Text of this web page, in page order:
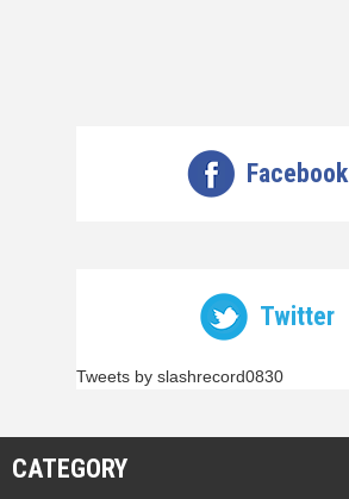
Facebook
Twitter
Tweets by slashrecord0830
CATEGORY